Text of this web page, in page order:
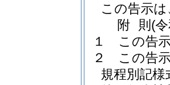
この告示
附 則 (
１
この告
２
この告
規程別記